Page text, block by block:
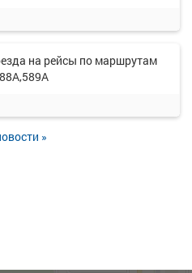
на рейсы по маршрутам
»